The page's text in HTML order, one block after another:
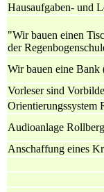
Hausaufgaben- und
"Wir bauen einen
der
Wir bauen eine Bank
Vorleser sind
Orientierungssystem
Audioanlage
Anschaffung eines